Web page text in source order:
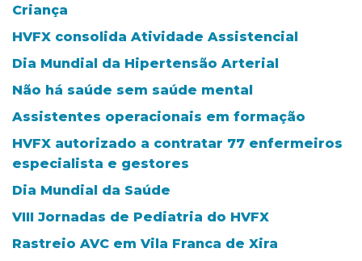
Criança
HVFX consolida Atividade Assistencial
Dia Mundial da Hipertensão Arterial
Não há saúde sem saúde mental
Assistentes operacionais em formação
HVFX autorizado a contratar 77 enfermeiros
especialista e gestores
Dia Mundial da Saúde
VIII Jornadas de Pediatria do HVFX
Rastreio AVC em Vila Franca de Xira